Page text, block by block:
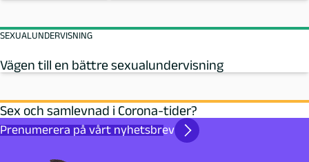
SEXUALUNDERVISNING
Vägen till en bättre sexualundervisning
Sex och samlevnad i Corona-tider?
Prenumerera på vårt nyhetsbrev